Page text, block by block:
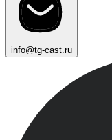
info@tg-cast.ru